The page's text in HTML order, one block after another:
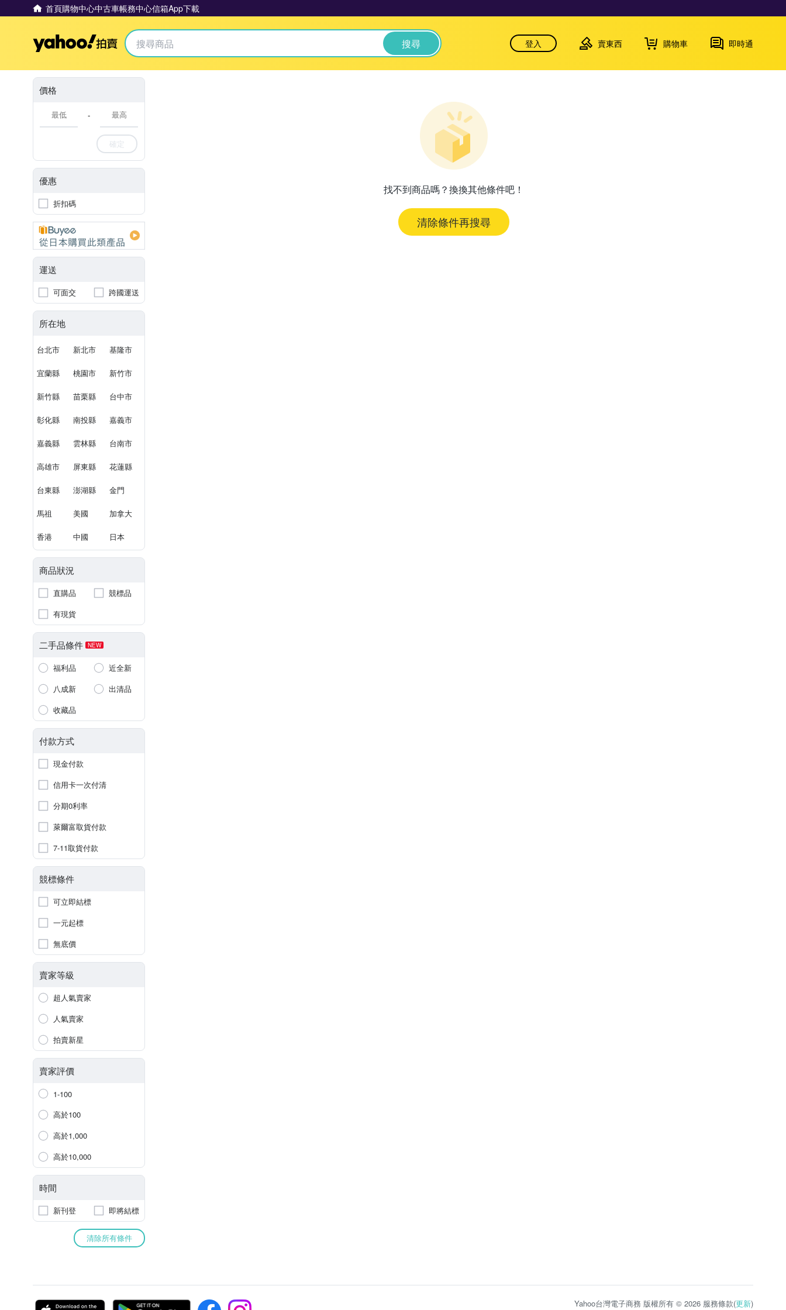
首頁購物中心中古車帳務中心信箱App下載
Yahoo拍賣 搜尋 登入 賣東西 購物車 即時通
價格
-
確定
優惠
折扣碼
運送
可面交 跨國運送
所在地
台北市 新北市 基隆市
宜蘭縣 桃園市 新竹市
新竹縣 苗栗縣 台中市
彰化縣 南投縣 嘉義市
嘉義縣 雲林縣 台南市
高雄市 屏東縣 花蓮縣
台東縣 澎湖縣 金門
馬祖 美國 加拿大
香港 中國 日本
商品狀況
直購品
競標品
有現貨
二手品條件 NEW
福利品
近全新
八成新
出清品
收藏品
付款方式
現金付款
信用卡一次付清
分期0利率
萊爾富取貨付款
7-11取貨付款
競標條件
可立即結標
一元起標
無底價
賣家等級
超人氣賣家
人氣賣家
拍賣新星
賣家評價
1-100
高於100
高於1,000
高於10,000
時間
新刊登 即將結標
清除所有條件
找不到商品嗎？換換其他條件吧！
清除條件再搜尋
Yahoo台灣電子商務 版權所有 © 2026 服務條款(更新)